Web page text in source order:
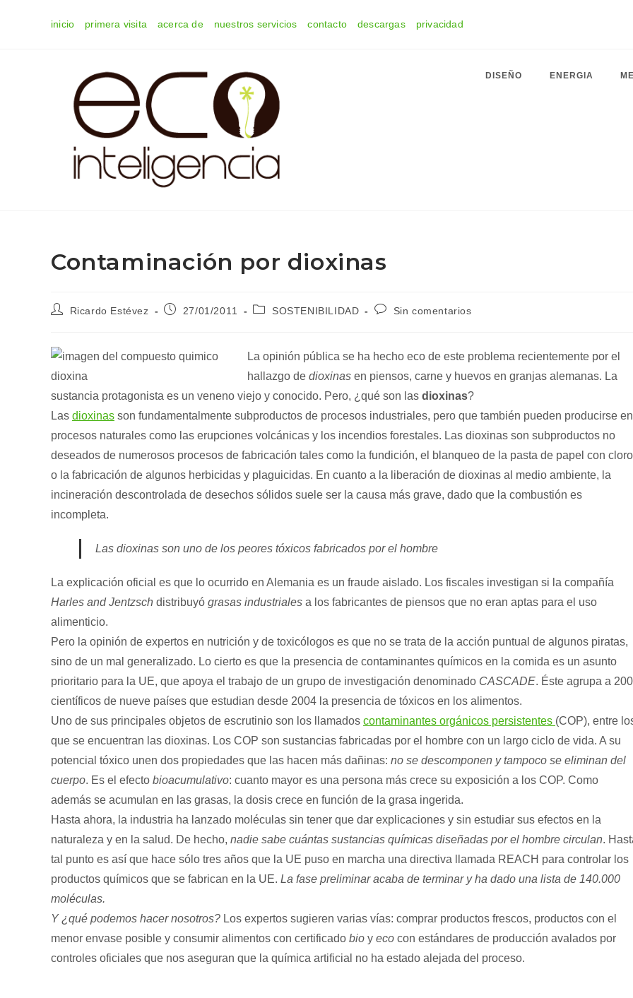
inicio primera visita acerca de nuestros servicios contacto descargas privacidad
DISEÑO ENERGIA
Contaminación por dioxinas
Autor
entrada:
Ricardo Estévez
Publicación
27/01/2011
Categoría
entrada:
SOSTENIBILIDAD
Comentarios
Sin comentarios
La opinión pública se ha hecho eco de este problema recientemente por el
hallazgo de dioxinas en piensos, carne y huevos en granjas alemanas. La
sustancia protagonista es un veneno viejo y conocido. Pero, ¿qué son las dioxinas?
Las dioxinas son fundamentalmente subproductos de procesos industriales, pero que también pueden producirse en
procesos naturales como las erupciones volcánicas y los incendios forestales. Las dioxinas son subproductos no
deseados de numerosos procesos de fabricación tales como la fundición, el blanqueo de la pasta de papel con cloro
o la fabricación de algunos herbicidas y plaguicidas. En cuanto a la liberación de dioxinas al medio ambiente, la
incineración descontrolada de desechos sólidos suele ser la causa más grave, dado que la combustión es
incompleta.
Las dioxinas son uno de los peores tóxicos fabricados por el hombre
La explicación oficial es que lo ocurrido en Alemania es un fraude aislado. Los fiscales investigan si la compañía
Harles and Jentzsch distribuyó grasas industriales a los fabricantes de piensos que no eran aptas para el uso
alimenticio.
Pero la opinión de expertos en nutrición y de toxicólogos es que no se trata de la acción puntual de algunos piratas,
sino de un mal generalizado. Lo cierto es que la presencia de contaminantes químicos en la comida es un asunto
prioritario para la UE, que apoya el trabajo de un grupo de investigación denominado CASCADE. Éste agrupa a 200
científicos de nueve países que estudian desde 2004 la presencia de tóxicos en los alimentos.
Uno de sus principales objetos de escrutinio son los llamados contaminantes orgánicos persistentes (COP), entre
que se encuentran las dioxinas. Los COP son sustancias fabricadas por el hombre con un largo ciclo de vida. A su
potencial tóxico unen dos propiedades que las hacen más dañinas: no se descomponen y tampoco se eliminan del
cuerpo. Es el efecto bioacumulativo: cuanto mayor es una persona más crece su exposición a los COP. Como
además se acumulan en las grasas, la dosis crece en función de la grasa ingerida.
Hasta ahora, la industria ha lanzado moléculas sin tener que dar explicaciones y sin estudiar sus efectos en la
naturaleza y en la salud. De hecho, nadie sabe cuántas sustancias químicas diseñadas por el hombre circulan.
tal punto es así que hace sólo tres años que la UE puso en marcha una directiva llamada REACH para controlar los
productos químicos que se fabrican en la UE. La fase preliminar acaba de terminar y ha dado una lista de 140.000
moléculas.
Y ¿qué podemos hacer nosotros? Los expertos sugieren varias vías: comprar productos frescos, productos con el
menor envase posible y consumir alimentos con certificado bio y eco con estándares de producción avalados por
controles oficiales que nos aseguran que la química artificial no ha estado alejada del proceso.